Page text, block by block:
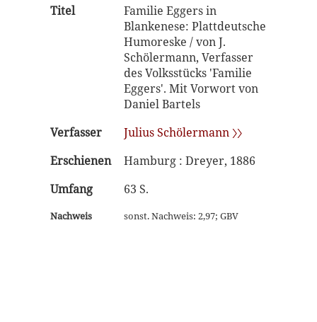
Titel
Familie Eggers in
Blankenese: Plattdeutsche
Humoreske / von J.
Schölermann, Verfasser
des Volksstücks 'Familie
Eggers'. Mit Vorwort von
Daniel Bartels
Verfasser
Julius Schölermann 〉〉
Erschienen
Hamburg : Dreyer, 1886
Umfang
63 S.
Nachweis sonst. Nachweis: 2,97; GBV